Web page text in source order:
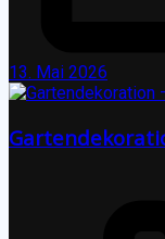
13. Mai 2026